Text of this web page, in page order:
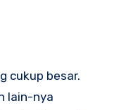
cukup besar.
lain-nya